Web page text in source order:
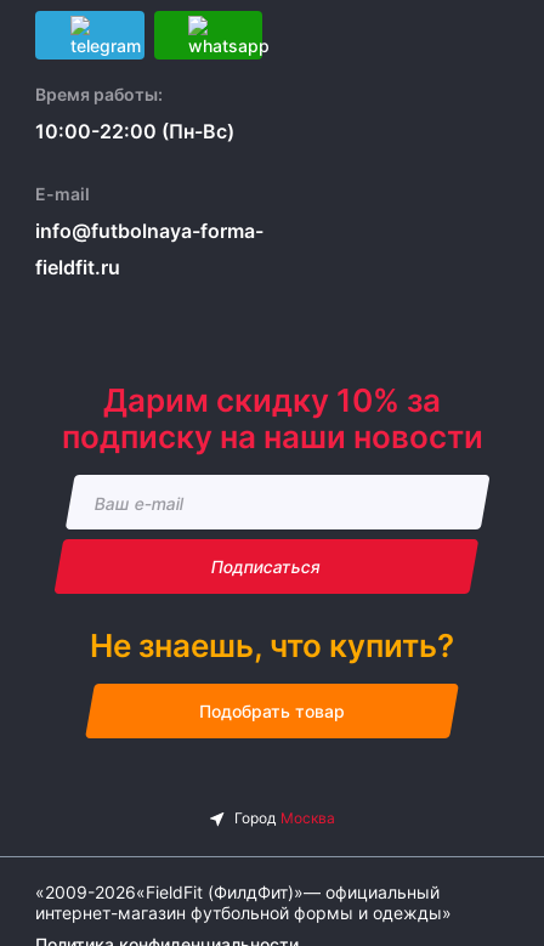
Время работы:
10:00-22:00 (Пн-Вс)
E-mail
info@futbolnaya-forma-
fieldfit.ru
Дарим скидку 10% за
подписку на наши новости
Подписаться
Не знаешь, что купить?
Подобрать товар
«2009-2026«FieldFit (ФилдФит)»— официальный
интернет-магазин футбольной формы и одежды»